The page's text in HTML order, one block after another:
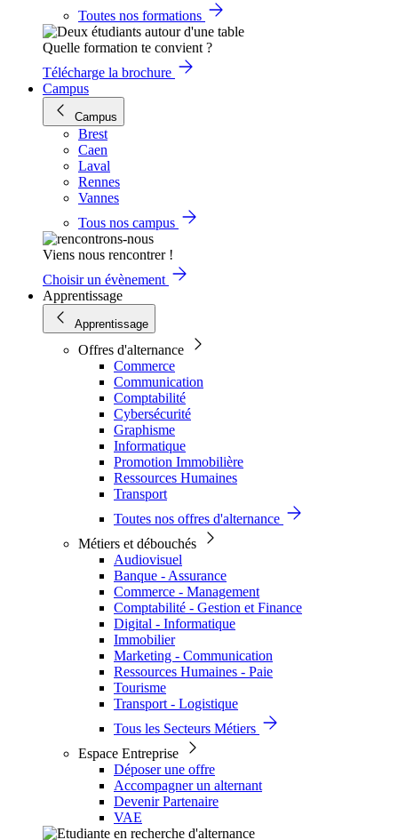
Toutes nos formations
Quelle formation te convient ?
Télécharge la brochure
Campus
Campus
Brest
Caen
Laval
Rennes
Vannes
Tous nos campus
Viens nous rencontrer !
Choisir un évènement
Apprentissage
Apprentissage
Offres d'alternance
Commerce
Communication
Comptabilité
Cybersécurité
Graphisme
Informatique
Promotion Immobilière
Ressources Humaines
Transport
Toutes nos offres d'alternance
Métiers et débouchés
Audiovisuel
Banque - Assurance
Commerce - Management
Comptabilité - Gestion et Finance
Digital - Informatique
Immobilier
Marketing - Communication
Ressources Humaines - Paie
Tourisme
Transport - Logistique
Tous les Secteurs Métiers
Espace Entreprise
Déposer une offre
Accompagner un alternant
Devenir Partenaire
VAE